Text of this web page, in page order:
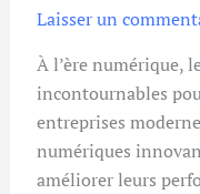
Laisser un
À l’ère numérique,
incontournables
entreprises
numériques
améliorer leurs